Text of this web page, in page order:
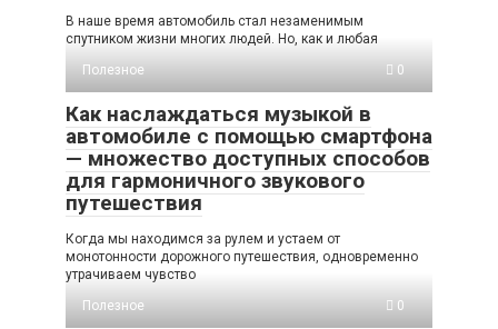
В наше время автомобиль стал незаменимым
спутником жизни многих людей. Но, как и любая
Полезное
0
Как наслаждаться музыкой в
автомобиле с помощью смартфона
— множество доступных способов
для гармоничного звукового
путешествия
Когда мы находимся за рулем и устаем от
монотонности дорожного путешествия, одновременно
утрачиваем чувство
Полезное
0